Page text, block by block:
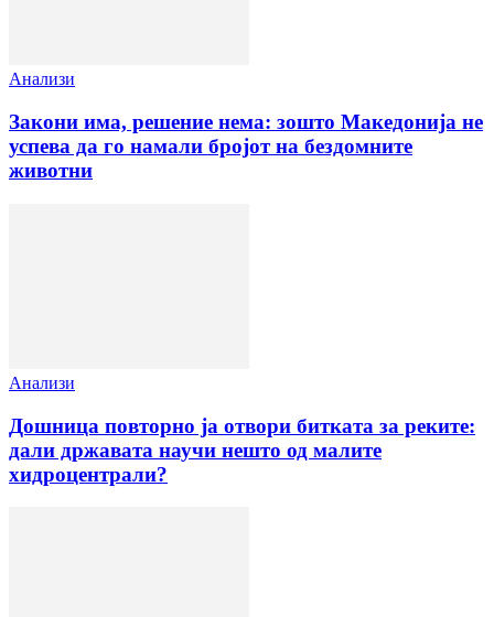
Анализи
Закони има, решение нема: зошто Македонија не
успева да го намали бројот на бездомните
животни
Анализи
Дошница повторно ја отвори битката за реките:
дали државата научи нешто од малите
хидроцентрали?